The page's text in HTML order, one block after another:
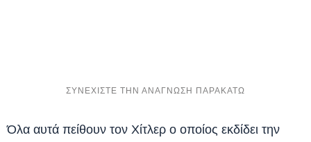
Όλα αυτά πείθουν τον Χίτλερ ο οποίος εκδίδει την